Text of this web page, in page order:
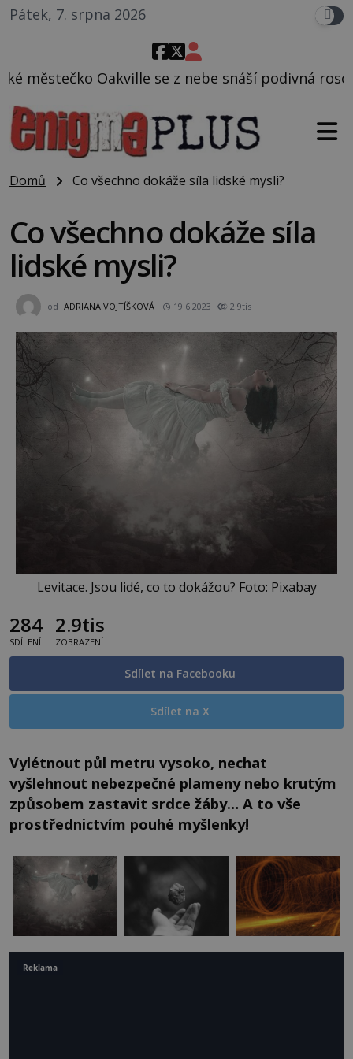
Pátek, 7. srpna 2026
se z nebe snáší podivná rosolovitá látka
Domů Co všechno dokáže síla lidské mysli?
Co všechno dokáže síla
lidské mysli?
od ADRIANA VOJTÍŠKOVÁ 19.6.2023 2.9tis
Levitace. Jsou lidé, co to dokážou? Foto: Pixabay
284
SDÍLENÍ
2.9tis
ZOBRAZENÍ
Sdílet na Facebooku
Sdílet na X
Vylétnout půl metru vysoko, nechat
vyšlehnout nebezpečné plameny nebo krutým
způsobem zastavit srdce žáby… A to vše
prostřednictvím pouhé myšlenky!
Reklama